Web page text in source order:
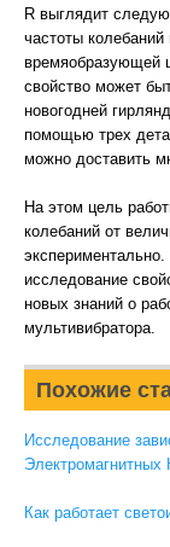
R выглядит
частоты
времяобразующей
свойство может
новогодней
помощью трех
можно доставить
На этом цель
колебаний от
исследование
новых знаний о
мультивибратора.
Похожие
Исследование
Электромагнитных
Как работает